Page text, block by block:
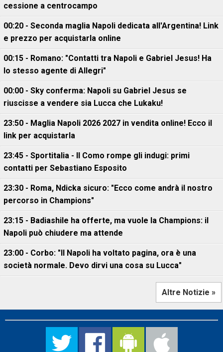
cessione a centrocampo
00:20 - Seconda maglia Napoli dedicata all'Argentina! Link
e prezzo per acquistarla online
00:15 - Romano: "Contatti tra Napoli e Gabriel Jesus! Ha
lo stesso agente di Allegri"
00:00 - Sky conferma: Napoli su Gabriel Jesus se
riuscisse a vendere sia Lucca che Lukaku!
23:50 - Maglia Napoli 2026 2027 in vendita online! Ecco il
link per acquistarla
23:45 - Sportitalia - Il Como rompe gli indugi: primi
contatti per Sebastiano Esposito
23:30 - Roma, Ndicka sicuro: "Ecco come andrà il nostro
percorso in Champions"
23:15 - Badiashile ha offerte, ma vuole la Champions: il
Napoli può chiudere ma attende
23:00 - Corbo: "Il Napoli ha voltato pagina, ora è una
società normale. Devo dirvi una cosa su Lucca"
Altre Notizie »